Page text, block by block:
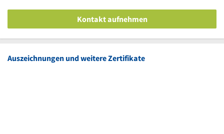
Kontakt aufnehmen
Auszeichnungen und weitere Zertifikate